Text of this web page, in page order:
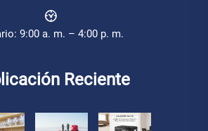
9:00 a. m. – 4:00 p. m.
Reciente